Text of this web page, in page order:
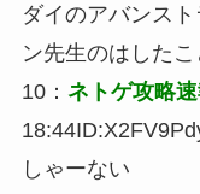
ダイのアバンス
ン先生のはした
10： ネトゲ攻略
18:44
しゃーない